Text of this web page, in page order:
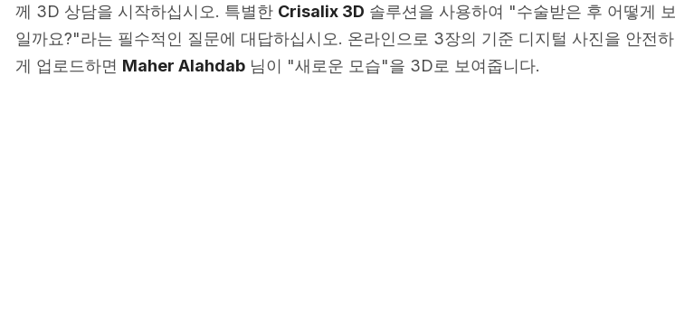
께 3D 상담을 시작하십시오. 특별한 Crisalix 3D 솔루션을 사용하여 "수술받은 후 어떻게 보
일까요?"라는 필수적인 질문에 대답하십시오. 온라인으로 3장의 기준 디지털 사진을 안전하
게 업로드하면 Maher Alahdab 님이 "새로운 모습"을 3D로 보여줍니다.